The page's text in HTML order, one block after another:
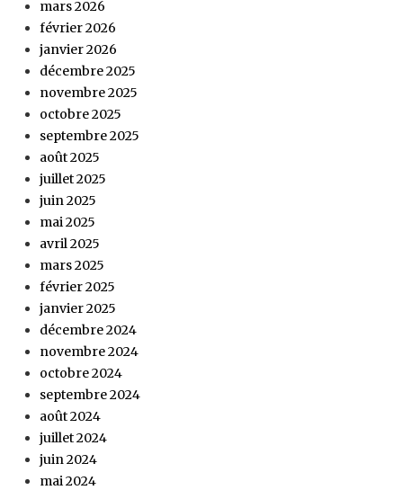
mars 2026
février 2026
janvier 2026
décembre 2025
novembre 2025
octobre 2025
septembre 2025
août 2025
juillet 2025
juin 2025
mai 2025
avril 2025
mars 2025
février 2025
janvier 2025
décembre 2024
novembre 2024
octobre 2024
septembre 2024
août 2024
juillet 2024
juin 2024
mai 2024